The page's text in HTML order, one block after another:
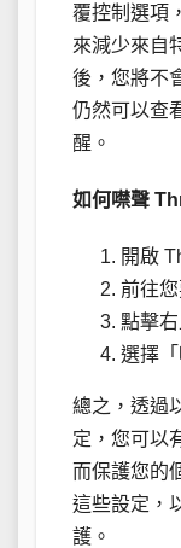
覆控制選項
來減少來自
後，您將不
仍然可以查
醒。
如何噤聲
開啟
前往
點擊
選擇「
總之，透過
定，您可以
而保護您的
這些設定，
護。